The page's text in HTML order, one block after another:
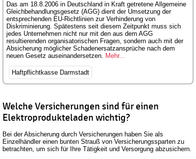
Das am 18.8.2006 in Deutschland in Kraft getretene Allgemeine
Gleichbehandlungsgesetz (AGG) dient der Umsetzung der
entsprechenden EU-Richtlinien zur Verhinderung von
Diskriminierung. Spätestens seit diesem Zeitpunkt muss sich
jedes Unternehmen nicht nur mit den aus dem AGG
resultierenden organisatorischen Fragen, sondern auch mit der
Absicherung möglicher Schadenersatzansprüche nach dem
neuen Gesetz auseinandersetzen. Mehr...
Haftpflichtkasse Darmstadt
Welche Versicherungen sind für einen
Elektroprodukteladen wichtig?
Bei der Absicherung durch Versicherungen haben Sie als
Einzelhändler einen bunten Strauß von Versicherungssparten zu
betrachten, um sich für Ihre Tätigkeit und Versorgung abzusichern.